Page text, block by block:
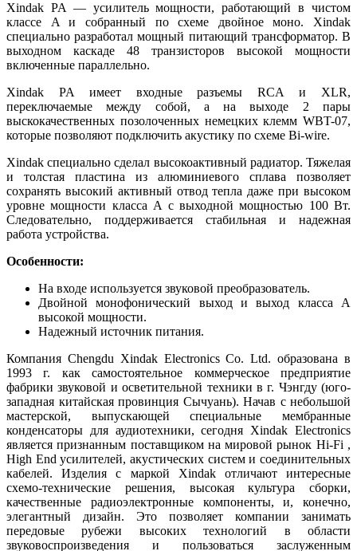
Xindak PA — усилитель мощности, работающий в чистом
классе A и собранный по схеме двойное моно. Xindak
специально разработал мощный питающий трансформатор. В
выходном каскаде 48 транзисторов высокой мощности
включенные параллельно.
Xindak PA имеет входные разъемы RCA и XLR,
переключаемые между собой, а на выходе 2 пары
выскокачественных позолоченных немецких клемм WBT-07,
которые позволяют подключить акустику по схеме Bi-wire.
Xindak специально сделал высокоактивный радиатор. Тяжелая
и толстая пластина из алюминиевого сплава позволяет
сохранять высокий активный отвод тепла даже при высоком
уровне мощности класса A с выходной мощностью 100 Вт.
Следовательно, поддерживается стабильная и надежная
работа устройства.
Особенности:
На входе используется звуковой преобразователь.
Двойной монофонический выход и выход класса A
высокой мощности.
Надежный источник питания.
Компания Chengdu Xindak Electronics Co. Ltd. образована в
1993 г. как самостоятельное коммерческое предприятие
фабрики звуковой и осветительной техники в г. Чэнгду (юго-
западная китайская провинция Сычуань). Начав с небольшой
мастерской, выпускающей специальные мембранные
конденсаторы для аудиотехники, сегодня Xindak Electronics
является признанным поставщиком на мировой рынок Hi-Fi ,
High End усилителей, акустических систем и соединительных
кабелей. Изделия с маркой Xindak отличают интересные
схемо-технические решения, высокая культура сборки,
качественные радиоэлектронные компоненты, и, конечно,
элегантный дизайн. Это позволяет компании занимать
передовые рубежи высоких технологий в области
звуковоспроизведения и пользоваться заслуженным